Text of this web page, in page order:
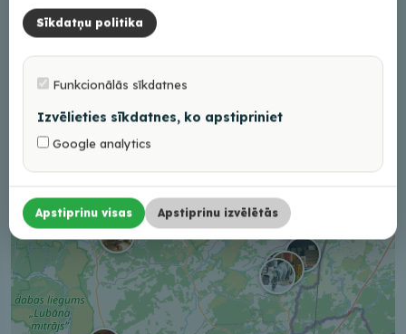
+
−
Sīkdatņu politika
Funkcionālās sīkdatnes
Izvēlieties sīkdatnes, ko apstipriniet
Google analytics
Apstiprinu visas Apstiprinu izvēlētās